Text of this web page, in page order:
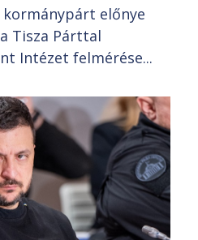
előnye
Tisza Párttal
Intézet felmérése...